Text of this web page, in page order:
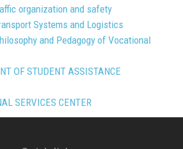
organization and safety
Systems and Logistics
and Pedagogy of Vocational
OF STUDENT ASSISTANCE
SERVICES CENTER